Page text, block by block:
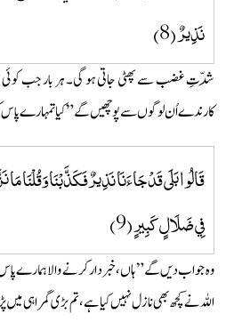
نَذِيرٌ (8)
شِدّتِ غضب سے پھٹی جاتی ہو گی۔ ہر بار جب کوئی
کارندے اُن لوگوں سے پوچھیں گے” کیا تمہارے پاس
قَالُوا بَلَى قَدْ جَاءَنَا نَذِيرٌ فَكَذَّبْنَا وَقُلْنَا
فِي ضَلَالٍ كَبِيرٍ (9)
وہ جواب دیں گے” ہاں، خبردار کرنے والا ہمارے پاس
اللہ نے کچھ بھی نازل نہیں کیا ہے، تم بڑی گمراہی